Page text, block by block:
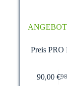
ANGEBOT
Preis PRO
90,00€